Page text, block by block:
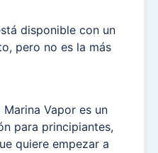
disponible con un
pero no es la más
Vapor es un
para principiantes,
quiere empezar a